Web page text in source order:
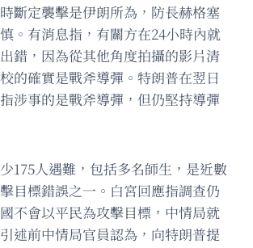
斷定襲擊是伊朗所為，防長赫格塞
。有消息指，有關方在24小時內就
錯，因為從其他角度拍攝的影片清
的確實是戰斧導彈。特朗普在翌日
涉事的是戰斧導彈，但仍堅持導彈
175人遇難，包括多名師生，是近數
目標錯誤之一。白宮回應指調查仍
不會以平民為攻擊目標，中情局就
述前中情局官員認為，向特朗普提